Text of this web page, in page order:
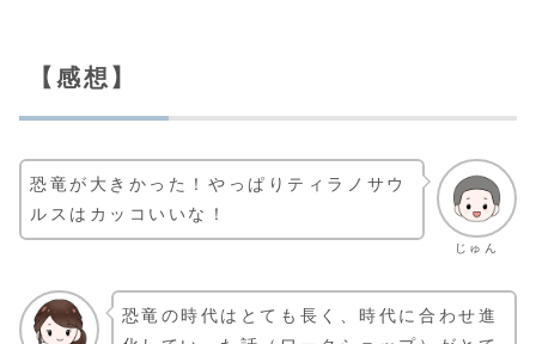
【感想】
じゅん
恐竜が大きかった！やっぱりティラノサウ
ルスはカッコいいな！
恐竜の時代はとても長く、時代に合わせ進